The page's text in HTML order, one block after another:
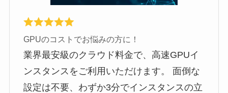
GPUのコストでお悩みの方に！
業界最安級のクラウド料金で、高速GPUイ
ンスタンスをご利用いただけます。 面倒な
設定は不要、わずか3分でインスタンスの立